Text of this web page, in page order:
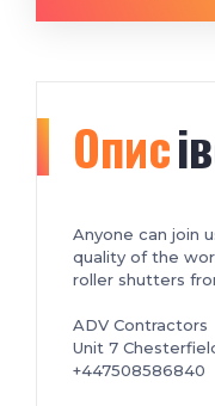
Опис
Anyone can join
quality of the
roller shutters
ADV Contractors
Unit 7
+447508586840